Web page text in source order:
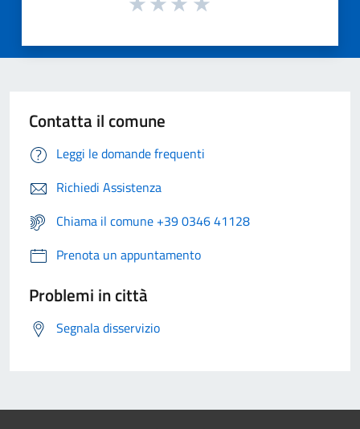
Contatta il comune
Leggi le domande frequenti
Richiedi Assistenza
Chiama il comune +39 0346 41128
Prenota un appuntamento
Problemi in città
Segnala disservizio